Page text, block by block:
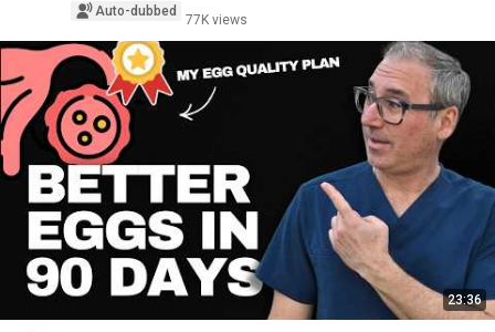
Auto-dubbed
77K views
23:36